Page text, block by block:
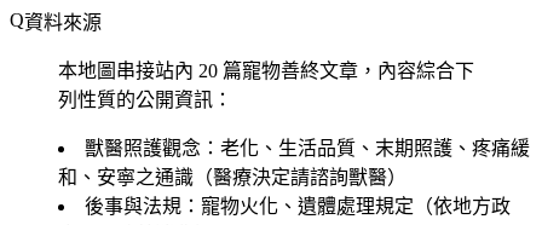
資料來源
本地圖串接站內 20 篇寵物善終文章，內容綜合下
列性質的公開資訊：
獸醫照護觀念 ：老化、生活品質、末期照護、疼痛緩
和、安寧之通識（醫療決定請諮詢獸醫）
後事與法規 ：寵物火化、遺體處理規定（依地方政